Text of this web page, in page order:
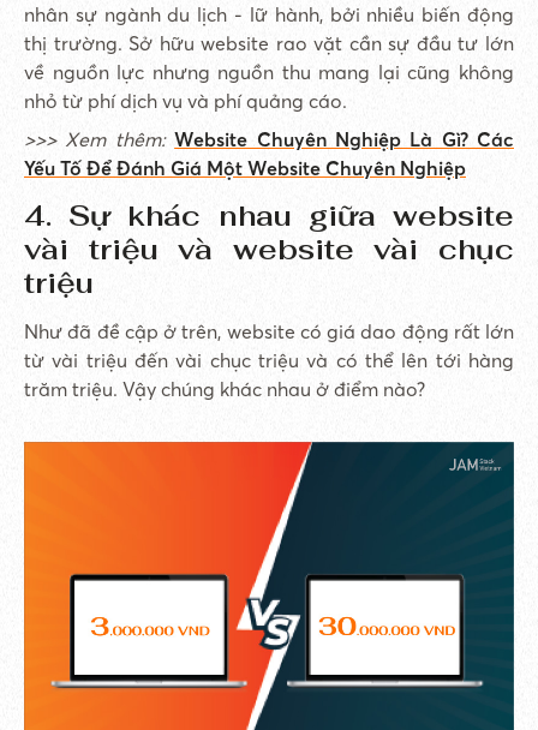
nhân sự ngành du lịch - lữ hành, bởi nhiều biến động
thị trường. Sở hữu website rao vặt cần sự đầu tư lớn
về nguồn lực nhưng nguồn thu mang lại cũng không
nhỏ từ phí dịch vụ và phí quảng cáo.
>>> Xem thêm: Website Chuyên Nghiệp Là Gì? Các
Yếu Tố Để Đánh Giá Một Website Chuyên Nghiệp
4. Sự khác nhau giữa website
vài triệu và website vài chục
triệu
Như đã đề cập ở trên, website có giá dao động rất lớn
từ vài triệu đến vài chục triệu và có thể lên tới hàng
trăm triệu. Vậy chúng khác nhau ở điểm nào?